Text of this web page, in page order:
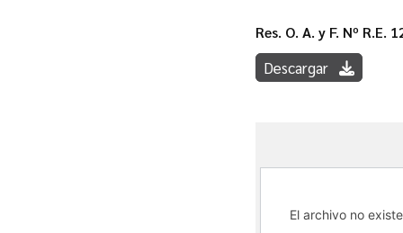
Res. O. A. y F. Nº R.E.
Descargar